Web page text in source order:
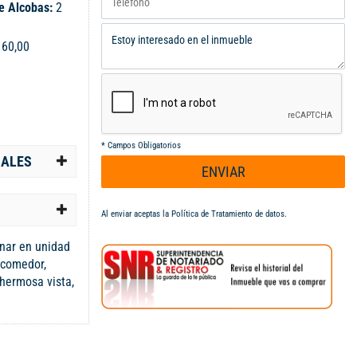
Alcobas: 2
60,00
en unidad
vista,
* Campos Obligatorios
ENVIAR
Al enviar aceptas la Política de Tratamiento de datos.